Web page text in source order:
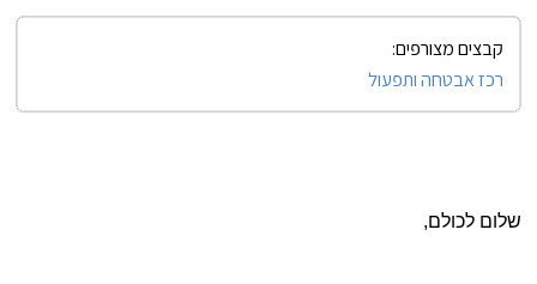
קבצים מצורפים:
רכז אבטחה ותפעול
שלום לכולם,